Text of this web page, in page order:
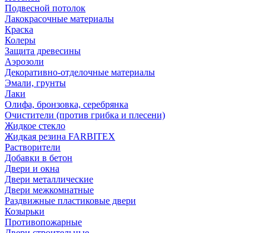
Подвесной потолок
Лакокрасочные материалы
Краска
Колеры
Защита древесины
Аэрозоли
Декоративно-отделочные материалы
Эмали, грунты
Лаки
Олифа, бронзовка, серебрянка
Очистители (против грибка и плесени)
Жидкое стекло
Жидкая резина FARBITEX
Растворители
Добавки в бетон
Двери и окна
Двери металлические
Двери межкомнатные
Раздвижные пластиковые двери
Козырьки
Противопожарные